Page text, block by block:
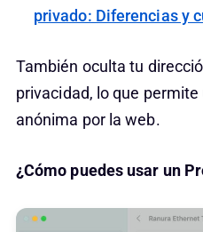
privado: Diferencias y
También oculta tu
privacidad, lo que
anónima por la web.
¿Cómo puedes usar un